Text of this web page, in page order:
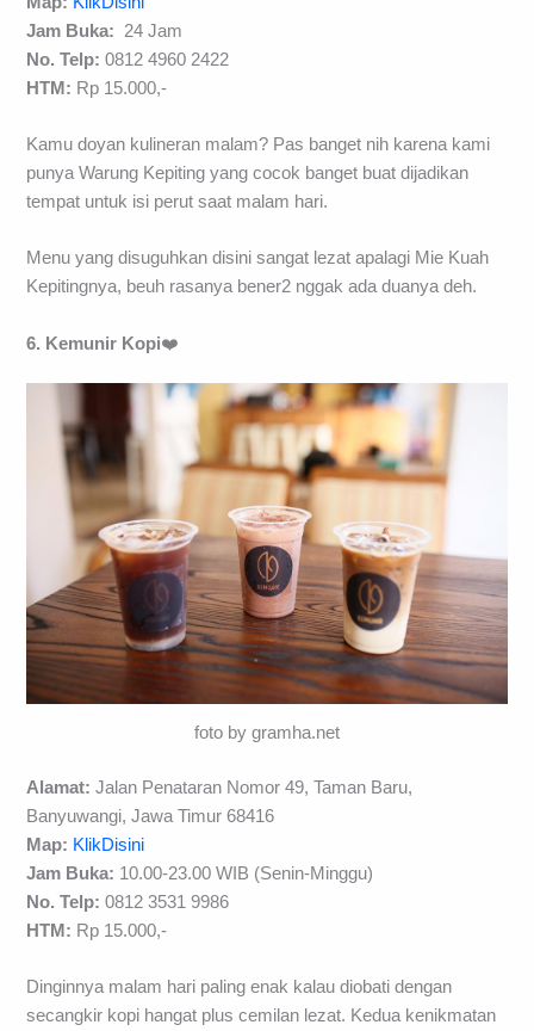
Jam Buka: 24 Jam
No. Telp: 0812 4960 2422
HTM: Rp 15.000,-
Kamu doyan kulineran malam? Pas banget nih karena kami
punya Warung Kepiting yang cocok banget buat dijadikan
tempat untuk isi perut saat malam hari.
Menu yang disuguhkan disini sangat lezat apalagi Mie Kuah
Kepitingnya, beuh rasanya bener2 nggak ada duanya deh.
6. Kemunir Kopi❤️
foto by gramha.net
Alamat: Jalan Penataran Nomor 49, Taman Baru,
Banyuwangi, Jawa Timur 68416
Map: KlikDisini
Jam Buka: 10.00-23.00 WIB (Senin-Minggu)
No. Telp: 0812 3531 9986
HTM: Rp 15.000,-
Dinginnya malam hari paling enak kalau diobati dengan
secangkir kopi hangat plus cemilan lezat. Kedua kenikmatan